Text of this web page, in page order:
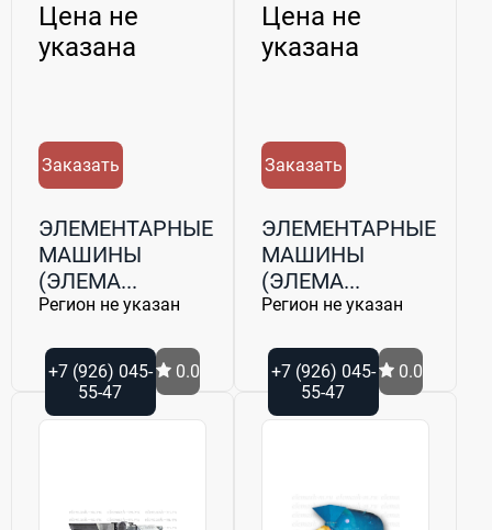
Цена не
указана
Заказать
ЭЛЕМЕНТАРНЫЕ
МАШИНЫ
(ЭЛЕМА...
Регион не указан
+7 (926) 045-
55-47
0.0
Цена не
указана
Заказать
ЭЛЕМЕНТАРНЫЕ
МАШИНЫ
(ЭЛЕМА...
Регион не указан
+7 (926) 045-
55-47
0.0